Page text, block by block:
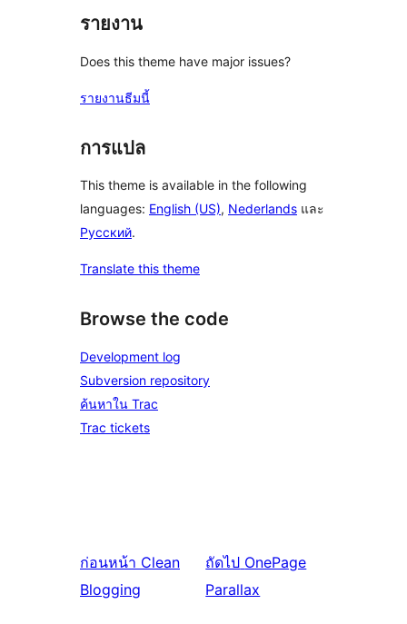
รายงาน
Does this theme have major issues?
รายงานธีมนี้
การแปล
This theme is available in the following
languages: English (US), Nederlands และ
Русский.
Translate this theme
Browse the code
Development log
Subversion repository
ค้นหาใน Trac
Trac tickets
ก่อนหน้า Clean
Blogging
ถัดไป OnePage
Parallax